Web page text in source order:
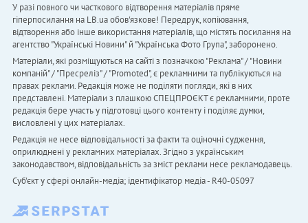
У разі повного чи часткового відтворення матеріалів пряме
гіперпосилання на LB.ua обов'язкове! Передрук, копіювання,
відтворення або інше використання матеріалів, що містять посилання на
агентство "Українськi Новини" й "Українська Фото Група", заборонено.
Матеріали, які розміщуються на сайті з позначкою "Реклама" / "Новини
компаній" / "Пресреліз" / "Promoted", є рекламними та публікуються на
правах реклами. Редакція може не поділяти погляди, які в них
представлені. Матеріали з плашкою СПЕЦПРОЄКТ є рекламними, проте
редакція бере участь у підготовці цього контенту і поділяє думки,
висловлені у цих матеріалах.
Редакція не несе відповідальності за факти та оціночні судження,
оприлюднені у рекламних матеріалах. Згідно з українським
законодавством, відповідальність за зміст реклами несе рекламодавець.
Cуб'єкт у сфері онлайн-медіа; ідентифікатор медіа - R40-05097